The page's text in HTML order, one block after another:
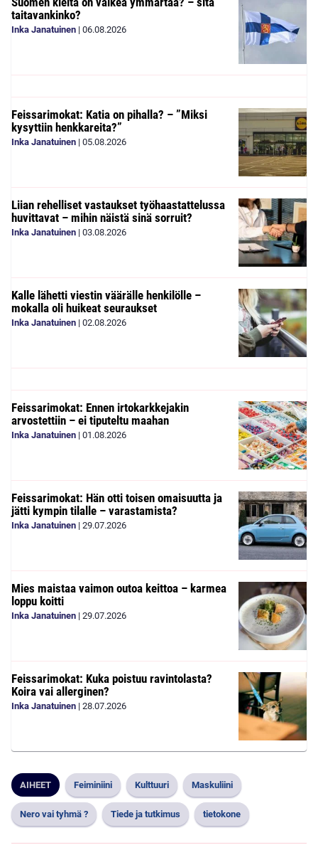
taitavankinko?
Inka Janatuinen | 06.08.2026
Feissarimokat: Katia on pihalla? – ”Miksi
kysyttiin henkkareita?”
Inka Janatuinen | 05.08.2026
Liian rehelliset vastaukset työhaastattelussa
huvittavat – mihin näistä sinä sorruit?
Inka Janatuinen | 03.08.2026
Kalle lähetti viestin väärälle henkilölle –
mokalla oli huikeat seuraukset
Inka Janatuinen | 02.08.2026
Feissarimokat: Ennen irtokarkkejakin
arvostettiin – ei tiputeltu maahan
Inka Janatuinen | 01.08.2026
Feissarimokat: Hän otti toisen omaisuutta ja
jätti kympin tilalle – varastamista?
Inka Janatuinen | 29.07.2026
Mies maistaa vaimon outoa keittoa – karmea
loppu koitti
Inka Janatuinen | 29.07.2026
Feissarimokat: Kuka poistuu ravintolasta?
Koira vai allerginen?
Inka Janatuinen | 28.07.2026
AIHEET Feiminiini Kulttuuri Maskuliini
Nero vai tyhmä ? Tiede ja tutkimus tietokone